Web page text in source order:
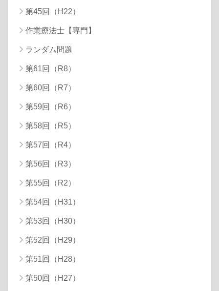
第45回（H22）
作業療法士【専門】
ランダム問題
第61回（R8）
第60回（R7）
第59回（R6）
第58回（R5）
第57回（R4）
第56回（R3）
第55回（R2）
第54回（H31）
第53回（H30）
第52回（H29）
第51回（H28）
第50回（H27）